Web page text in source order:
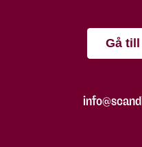
Gå